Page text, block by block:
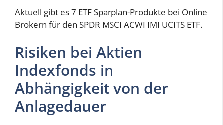
Aktuell gibt es 7 ETF Sparplan-Produkte bei Online
Brokern für den SPDR MSCI ACWI IMI UCITS ETF.
Risiken bei Aktien
Indexfonds in
Abhängigkeit von der
Anlagedauer